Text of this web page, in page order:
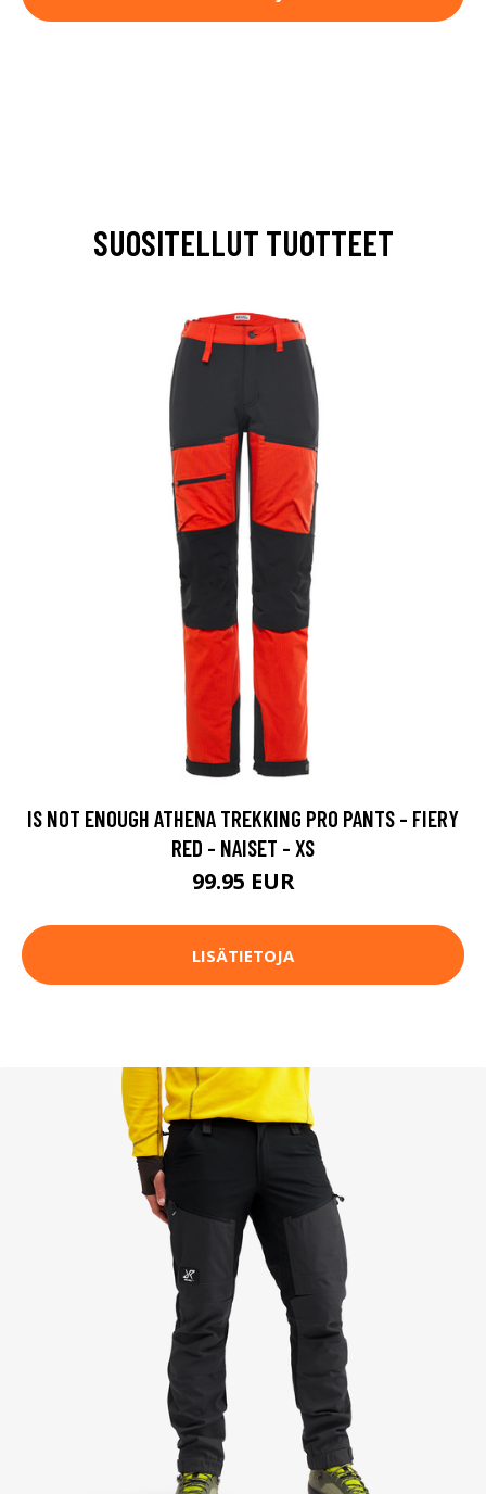
SUOSITELLUT TUOTTEET
IS NOT ENOUGH ATHENA TREKKING PRO PANTS - FIERY
RED - NAISET - XS
99.95 EUR
LISÄTIETOJA